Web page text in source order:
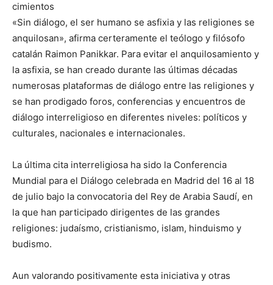
cimientos
«Sin diálogo, el ser humano se asfixia y las religiones se
anquilosan», afirma certeramente el teólogo y filósofo
catalán Raimon Panikkar. Para evitar el anquilosamiento y
la asfixia, se han creado durante las últimas décadas
numerosas plataformas de diálogo entre las religiones y
se han prodigado foros, conferencias y encuentros de
diálogo interreligioso en diferentes niveles: políticos y
culturales, nacionales e internacionales.
La última cita interreligiosa ha sido la Conferencia
Mundial para el Diálogo celebrada en Madrid del 16 al 18
de julio bajo la convocatoria del Rey de Arabia Saudí, en
la que han participado dirigentes de las grandes
religiones: judaísmo, cristianismo, islam, hinduismo y
budismo.
Aun valorando positivamente esta iniciativa y otras